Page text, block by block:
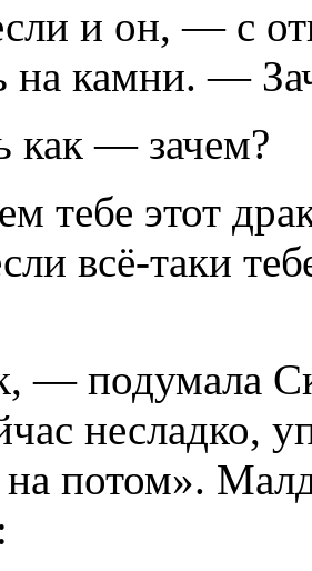
и он, — с
на камни. —
как — зачем?
тебе этот
всё-таки
— подумала
несладко,
на потом».